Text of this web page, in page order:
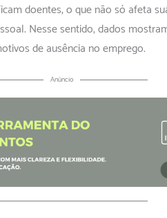
doentes, o que não só afeta
Nesse sentido, dados
de ausência no emprego.
Anúncio